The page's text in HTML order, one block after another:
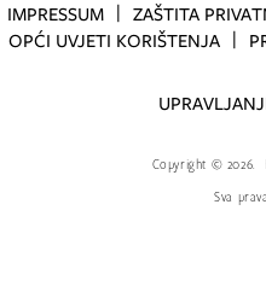
IMPRESSUM ZAŠTITA
OPĆI UVJETI KORIŠTENJA
Copyright © 2026.
Sva